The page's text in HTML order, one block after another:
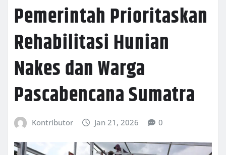
Pemerintah Prioritaskan
Rehabilitasi Hunian
Nakes dan Warga
Pascabencana Sumatra
Kontributor Jan 21, 2026 0